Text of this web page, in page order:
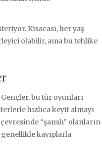
Kısacası, her yaş
olabilir, ama bu tehlike
bu tür oyunları
hızlıca keyif almayı
“şanslı” olanların
kayıplarla